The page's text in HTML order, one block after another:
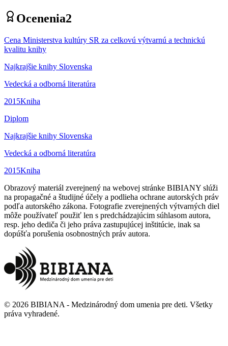
Ocenenia2
Cena Ministerstva kultúry SR za celkovú výtvarnú a technickú
kvalitu knihy
Najkrajšie knihy Slovenska
Vedecká a odborná literatúra
2015Kniha
Diplom
Najkrajšie knihy Slovenska
Vedecká a odborná literatúra
2015Kniha
Obrazový materiál zverejnený na webovej stránke BIBIANY slúži
na propagačné a študijné účely a podlieha ochrane autorských práv
podľa autorského zákona. Fotografie zverejnených výtvarných diel
môže používateľ použiť len s predchádzajúcim súhlasom autora,
resp. jeho dediča či jeho práva zastupujúcej inštitúcie, inak sa
dopúšťa porušenia osobnostných práv autora.
© 2026 BIBIANA - Medzinárodný dom umenia pre deti. Všetky
práva vyhradené.